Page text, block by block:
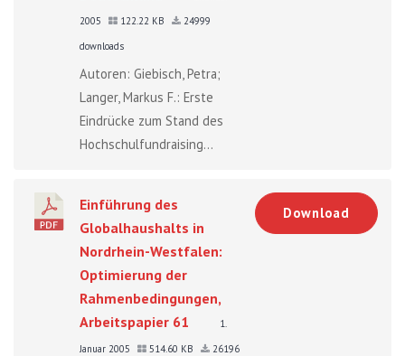
2005
122.22 KB
24999
downloads
Autoren: Giebisch, Petra;
Langer, Markus F.: Erste
Eindrücke zum Stand des
Hochschulfundraising...
Einführung des
Globalhaushalts in
Nordrhein-Westfalen:
Optimierung der
Rahmenbedingungen,
Arbeitspapier 61
1.
Januar 2005
514.60 KB
26196
Download